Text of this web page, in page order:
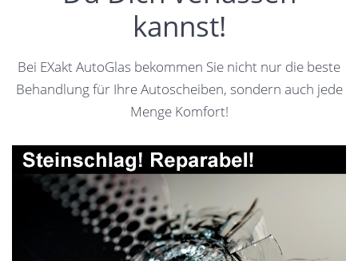
kannst!
Bei EXakt AutoGlas bekommen Sie nicht nur die beste
Behandlung für Ihre Autoscheiben, sondern auch jede
Menge Komfort!